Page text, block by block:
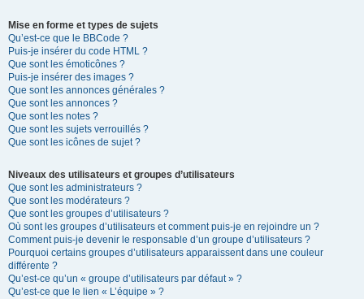
Mise en forme et types de sujets
Qu’est-ce que le BBCode ?
Puis-je insérer du code HTML ?
Que sont les émoticônes ?
Puis-je insérer des images ?
Que sont les annonces générales ?
Que sont les annonces ?
Que sont les notes ?
Que sont les sujets verrouillés ?
Que sont les icônes de sujet ?
Niveaux des utilisateurs et groupes d’utilisateurs
Que sont les administrateurs ?
Que sont les modérateurs ?
Que sont les groupes d’utilisateurs ?
Où sont les groupes d’utilisateurs et comment puis-je en rejoindre un ?
Comment puis-je devenir le responsable d’un groupe d’utilisateurs ?
Pourquoi certains groupes d’utilisateurs apparaissent dans une couleur
différente ?
Qu’est-ce qu’un « groupe d’utilisateurs par défaut » ?
Qu’est-ce que le lien « L’équipe » ?